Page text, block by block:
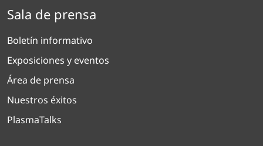
Sala de prensa
Boletín informativo
Exposiciones y eventos
Área de prensa
Nuestros éxitos
PlasmaTalks